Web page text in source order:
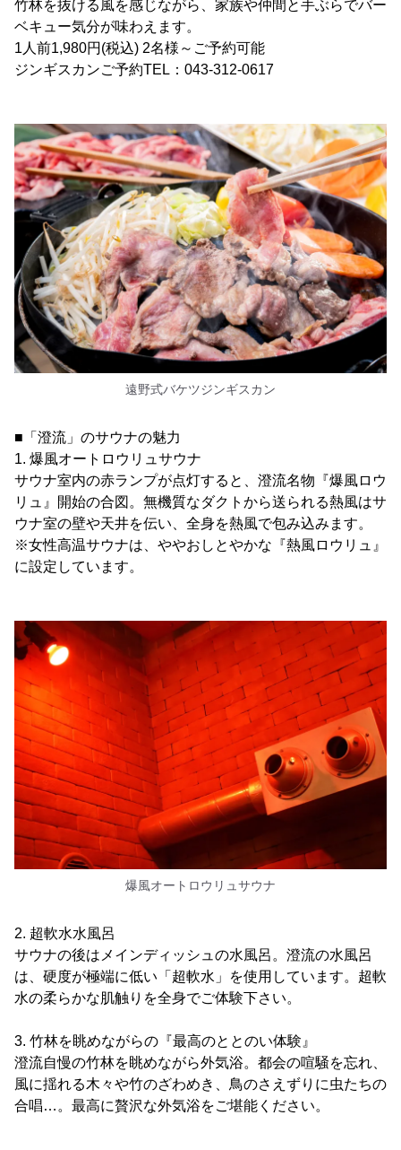
竹林を抜ける風を感じながら、家族や仲間と手ぶらでバー
ベキュー気分が味わえます。
1人前1,980円(税込) 2名様～ご予約可能
ジンギスカンご予約TEL：043-312-0617
遠野式バケツジンギスカン
■「澄流」のサウナの魅力
1. 爆風オートロウリュサウナ
サウナ室内の赤ランプが点灯すると、澄流名物『爆風ロウ
リュ』開始の合図。無機質なダクトから送られる熱風はサ
ウナ室の壁や天井を伝い、全身を熱風で包み込みます。
※女性高温サウナは、ややおしとやかな『熱風ロウリュ』
に設定しています。
爆風オートロウリュサウナ
2. 超軟水水風呂
サウナの後はメインディッシュの水風呂。澄流の水風呂
は、硬度が極端に低い「超軟水」を使用しています。超軟
水の柔らかな肌触りを全身でご体験下さい。
3. 竹林を眺めながらの『最高のととのい体験』
澄流自慢の竹林を眺めながら外気浴。都会の喧騒を忘れ、
風に揺れる木々や竹のざわめき、鳥のさえずりに虫たちの
合唱…。最高に贅沢な外気浴をご堪能ください。